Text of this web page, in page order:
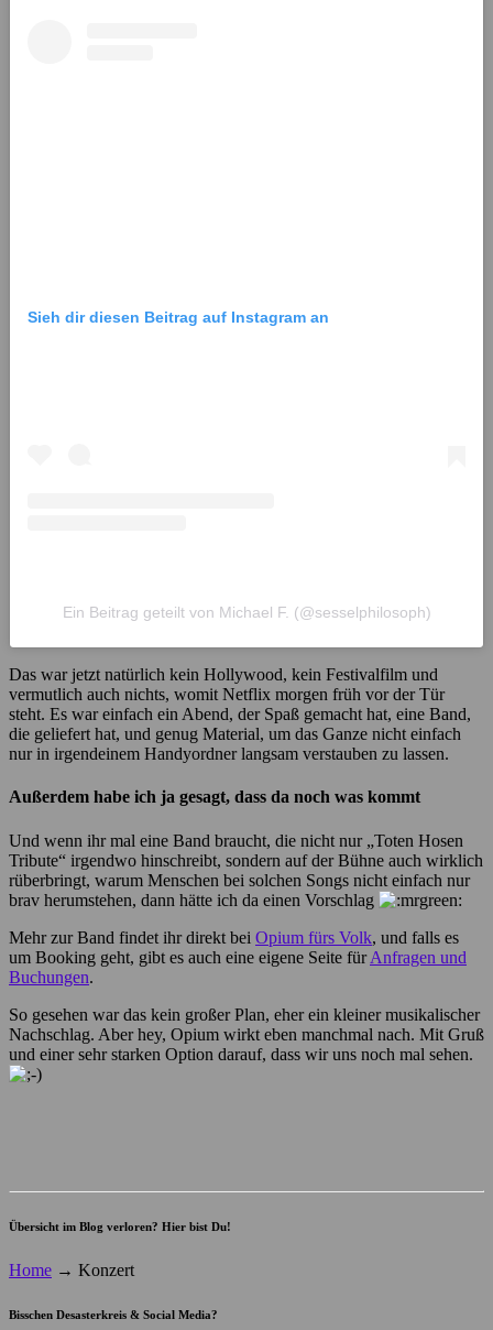
Sieh dir diesen Beitrag auf Instagram an
Ein Beitrag geteilt von Michael F. (@sesselphilosoph)
Das war jetzt natürlich kein Hollywood, kein Festivalfilm und
vermutlich auch nichts, womit Netflix morgen früh vor der Tür
steht. Es war einfach ein Abend, der Spaß gemacht hat, eine Band,
die geliefert hat, und genug Material, um das Ganze nicht einfach
nur in irgendeinem Handyordner langsam verstauben zu lassen.
Außerdem habe ich ja gesagt, dass da noch was kommt
Und wenn ihr mal eine Band braucht, die nicht nur „Toten Hosen
Tribute“ irgendwo hinschreibt, sondern auf der Bühne auch wirklich
rüberbringt, warum Menschen bei solchen Songs nicht einfach nur
brav herumstehen, dann hätte ich da einen Vorschlag
Mehr zur Band findet ihr direkt bei Opium fürs Volk, und falls es
um Booking geht, gibt es auch eine eigene Seite fürAnfragen und
Buchungen.
So gesehen war das kein großer Plan, eher ein kleiner musikalischer
Nachschlag. Aber hey, Opium wirkt eben manchmal nach. Mit Gruß
und einer sehr starken Option darauf, dass wir uns noch mal sehen.
Übersicht im Blog verloren? Hier bist Du!
Home → Konzert
Bisschen Desasterkreis & Social Media?